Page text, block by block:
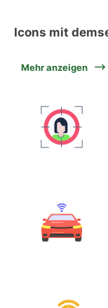
Icons mit
Mehr anzeigen